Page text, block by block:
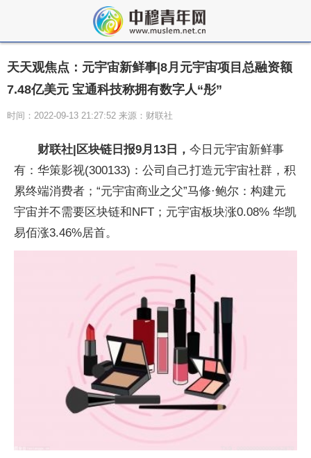
天天观焦点：元宇宙新鲜事|8月元宇宙项目总融资额
7.48亿美元 宝通科技称拥有数字人“彤”
时间：2022-09-13 21:27:52 来源：财联社
财联社|区块链日报9月13日， 今日元宇宙新鲜事
有：华策影视(300133)：公司自己打造元宇宙社群，积
累终端消费者；“元宇宙商业之父”马修·鲍尔：构建元
宇宙并不需要区块链和NFT；元宇宙板块涨0.08% 华凯
易佰涨3.46%居首。